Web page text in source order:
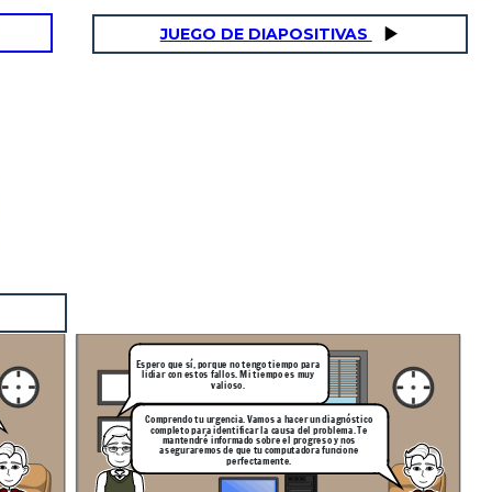
JUEGO DE DIAPOSITIVAS
Espero que sí, porque no tengo tiempo para
lidiar con estos fallos. Mi tiempo es muy
valioso.
Comprendo tu urgencia. Vamos a hacer un diagnóstico
completo para identificar la causa del problema. Te
mantendré informado sobre el progreso y nos
aseguraremos de que tu computadora funcione
perfectamente.